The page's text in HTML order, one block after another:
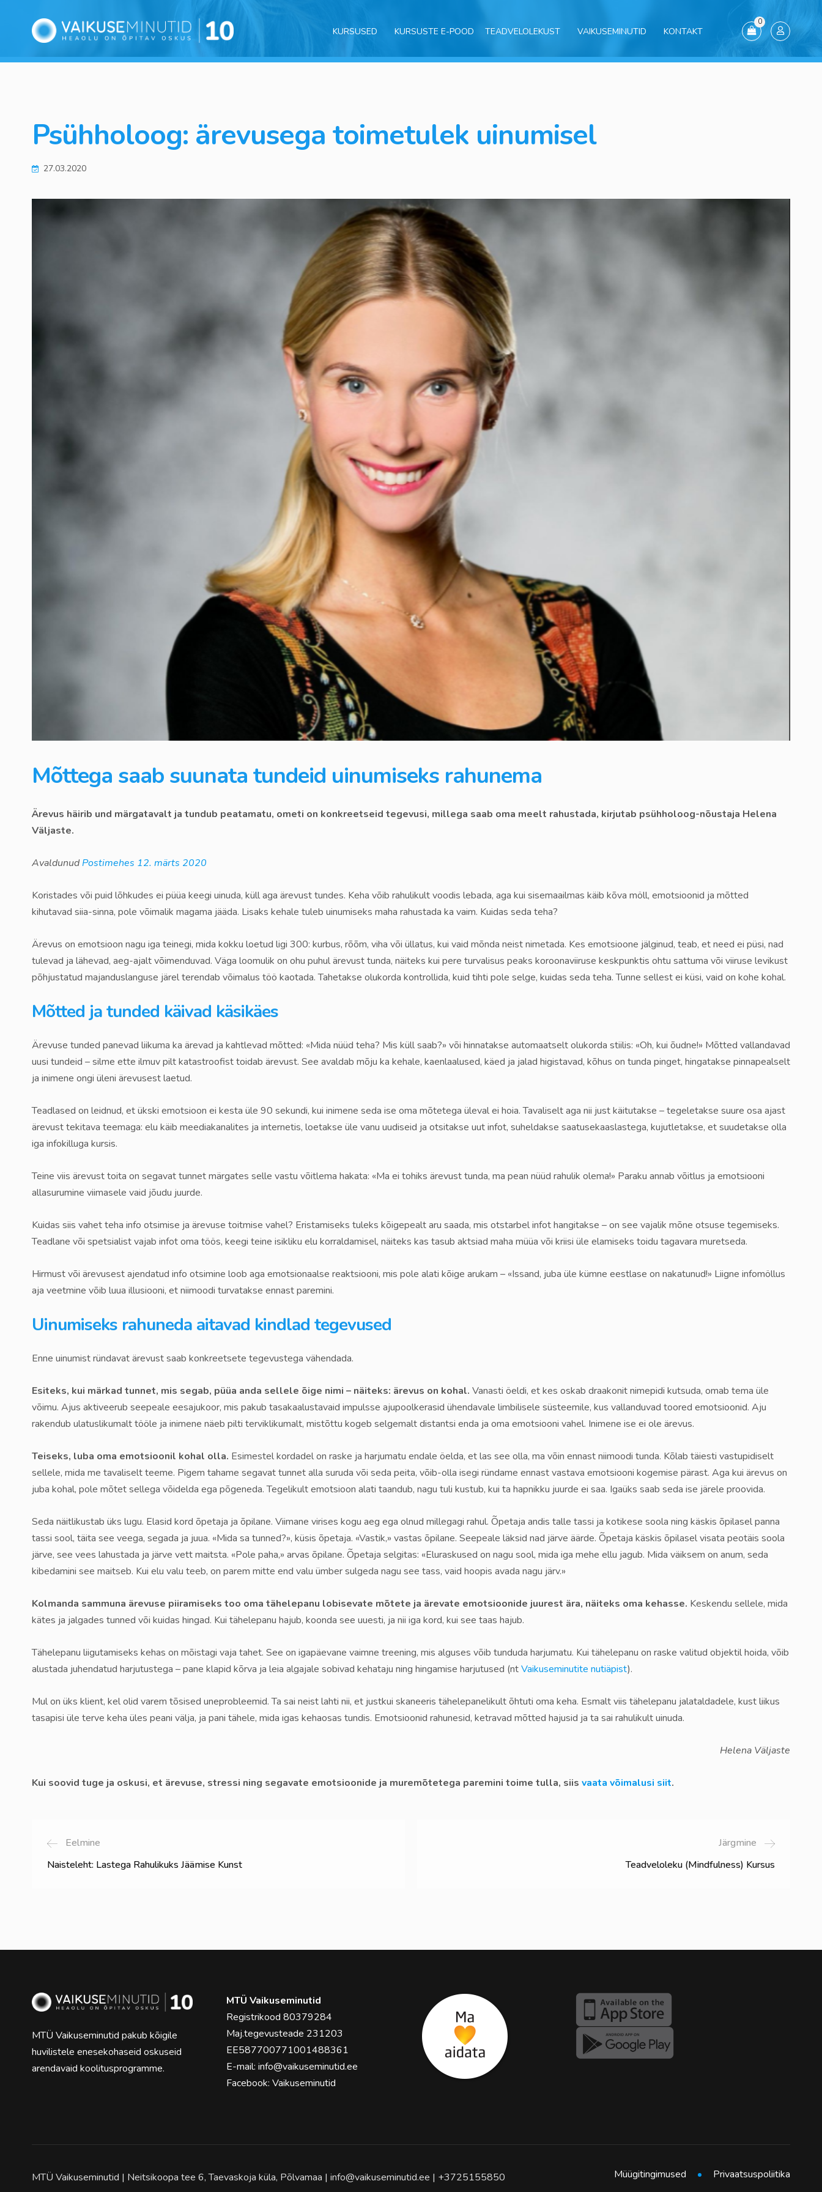
KURSUSED KURSUSTE E-POOD TEADVELOLEKUST VAIKUSEMINUTID KONTAKT
0
Psühholoog: ärevusega toimetulek uinumisel
27.03.2020
Mõttega saab suunata tundeid uinumiseks rahunema
Ärevus häirib und märgatavalt ja tundub peatamatu, ometi on konkreetseid tegevusi, millega saab oma meelt rahustada, kirjutab psühholoog-nõustaja Helena
Väljaste.
Avaldunud Postimehes 12. märts 2020
Koristades või puid lõhkudes ei püüa keegi uinuda, küll aga ärevust tundes. Keha võib rahulikult voodis lebada, aga kui sisemaailmas käib kõva möll, emotsioonid ja mõtted
kihutavad siia-sinna, pole võimalik magama jääda. Lisaks kehale tuleb uinumiseks maha rahustada ka vaim. Kuidas seda teha?
Ärevus on emotsioon nagu iga teinegi, mida kokku loetud ligi 300: kurbus, rõõm, viha või üllatus, kui vaid mõnda neist nimetada. Kes emotsioone jälginud, teab, et need ei püsi, nad
tulevad ja lähevad, aeg-ajalt võimenduvad. Väga loomulik on ohu puhul ärevust tunda, näiteks kui pere turvalisus peaks koroonaviiruse keskpunktis ohtu sattuma või viiruse levikust
põhjustatud majanduslanguse järel terendab võimalus töö kaotada. Tahetakse olukorda kontrollida, kuid tihti pole selge, kuidas seda teha. Tunne sellest ei küsi, vaid on kohe kohal.
Mõtted ja tunded käivad käsikäes
Ärevuse tunded panevad liikuma ka ärevad ja kahtlevad mõtted: «Mida nüüd teha? Mis küll saab?» või hinnatakse automaatselt olukorda stiilis: «Oh, kui õudne!» Mõtted vallandavad
uusi tundeid – silme ette ilmuv pilt katastroofist toidab ärevust. See avaldab mõju ka kehale, kaenlaalused, käed ja jalad higistavad, kõhus on tunda pinget, hingatakse pinnapealselt
ja inimene ongi üleni ärevusest laetud.
Teadlased on leidnud, et ükski emotsioon ei kesta üle 90 sekundi, kui inimene seda ise oma mõtetega üleval ei hoia. Tavaliselt aga nii just käitutakse – tegeletakse suure osa ajast
ärevust tekitava teemaga: elu käib meediakanalites ja internetis, loetakse üle vanu uudiseid ja otsitakse uut infot, suheldakse saatusekaaslastega, kujutletakse, et suudetakse olla
iga infokilluga kursis.
Teine viis ärevust toita on segavat tunnet märgates selle vastu võitlema hakata: «Ma ei tohiks ärevust tunda, ma pean nüüd rahulik olema!» Paraku annab võitlus ja emotsiooni
allasurumine viimasele vaid jõudu juurde.
Kuidas siis vahet teha info otsimise ja ärevuse toitmise vahel? Eristamiseks tuleks kõigepealt aru saada, mis otstarbel infot hangitakse – on see vajalik mõne otsuse tegemiseks.
Teadlane või spetsialist vajab infot oma töös, keegi teine isikliku elu korraldamisel, näiteks kas tasub aktsiad maha müüa või kriisi üle elamiseks toidu tagavara muretseda.
Hirmust või ärevusest ajendatud info otsimine loob aga emotsionaalse reaktsiooni, mis pole alati kõige arukam – «Issand, juba üle kümne eestlase on nakatunud!» Liigne infomöllus
aja veetmine võib luua illusiooni, et niimoodi turvatakse ennast paremini.
Uinumiseks rahuneda aitavad kindlad tegevused
Enne uinumist ründavat ärevust saab konkreetsete tegevustega vähendada.
Esiteks, kui märkad tunnet, mis segab, püüa anda sellele õige nimi – näiteks: ärevus on kohal. Vanasti öeldi, et kes oskab draakonit nimepidi kutsuda, omab tema üle
võimu. Ajus aktiveerub seepeale eesajukoor, mis pakub tasakaalustavaid impulsse ajupoolkerasid ühendavale limbilisele süsteemile, kus vallanduvad toored emotsioonid. Aju
rakendub ulatuslikumalt tööle ja inimene näeb pilti terviklikumalt, mistõttu kogeb selgemalt distantsi enda ja oma emotsiooni vahel. Inimene ise ei ole ärevus.
Teiseks, luba oma emotsioonil kohal olla. Esimestel kordadel on raske ja harjumatu endale öelda, et las see olla, ma võin ennast niimoodi tunda. Kõlab täiesti vastupidiselt
sellele, mida me tavaliselt teeme. Pigem tahame segavat tunnet alla suruda või seda peita, võib-olla isegi ründame ennast vastava emotsiooni kogemise pärast. Aga kui ärevus on
juba kohal, pole mõtet sellega võidelda ega põgeneda. Tegelikult emotsioon alati taandub, nagu tuli kustub, kui ta hapnikku juurde ei saa. Igaüks saab seda ise järele proovida.
Seda näitlikustab üks lugu. Elasid kord õpetaja ja õpilane. Viimane virises kogu aeg ega olnud millegagi rahul. Õpetaja andis talle tassi ja kotikese soola ning käskis õpilasel panna
tassi sool, täita see veega, segada ja juua. «Mida sa tunned?», küsis õpetaja. «Vastik,» vastas õpilane. Seepeale läksid nad järve äärde. Õpetaja käskis õpilasel visata peotäis soola
järve, see vees lahustada ja järve vett maitsta. «Pole paha,» arvas õpilane. Õpetaja selgitas: «Eluraskused on nagu sool, mida iga mehe ellu jagub. Mida väiksem on anum, seda
kibedamini see maitseb. Kui elu valu teeb, on parem mitte end valu ümber sulgeda nagu see tass, vaid hoopis avada nagu järv.»
Kolmanda sammuna ärevuse piiramiseks too oma tähelepanu lobisevate mõtete ja ärevate emotsioonide juurest ära, näiteks oma kehasse. Keskendu sellele, mida
kätes ja jalgades tunned või kuidas hingad. Kui tähelepanu hajub, koonda see uuesti, ja nii iga kord, kui see taas hajub.
Tähelepanu liigutamiseks kehas on mõistagi vaja tahet. See on igapäevane vaimne treening, mis alguses võib tunduda harjumatu. Kui tähelepanu on raske valitud objektil hoida, võib
alustada juhendatud harjutustega – pane klapid kõrva ja leia algajale sobivad kehataju ning hingamise harjutused (ntVaikuseminutite nutiäpist).
Mul on üks klient, kel olid varem tõsised uneprobleemid. Ta sai neist lahti nii, et justkui skaneeris tähelepanelikult õhtuti oma keha. Esmalt viis tähelepanu jalataldadele, kust liikus
tasapisi üle terve keha üles peani välja, ja pani tähele, mida igas kehaosas tundis. Emotsioonid rahunesid, ketravad mõtted hajusid ja ta sai rahulikult uinuda.
Helena Väljaste
Kui soovid tuge ja oskusi, et ärevuse, stressi ning segavate emotsioonide ja muremõtetega paremini toime tulla, siis vaata võimalusi siit.
Eelmine
Naisteleht: Lastega Rahulikuks Jäämise Kunst
Järgmine
Teadveloleku (mindfulness) Kursus
MTÜ Vaikuseminutid pakub kõigile
huvilistele enesekohaseid oskuseid
arendavaid koolitusprogramme.
MTÜ Vaikuseminutid
Registrikood 80379284
Maj.tegevusteade 231203
EE587700771001488361
E-mail: info@vaikuseminutid.ee
Facebook: Vaikuseminutid
MTÜ Vaikuseminutid | Neitsikoopa tee 6, Taevaskoja küla, Põlvamaa | info@vaikuseminutid.ee | +3725155850 Müügitingimused Privaatsuspoliitika